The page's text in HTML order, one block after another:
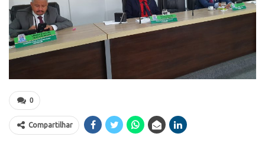
0
Compartilhar